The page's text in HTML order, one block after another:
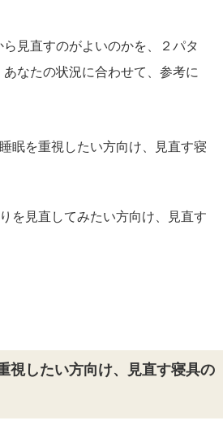
見直すのがよいのかを、２パタ
なたの状況に合わせて、参考に
眠を重視したい方向け、見直す寝
を見直してみたい方向け、見直す
視したい方向け、見直す寝具の